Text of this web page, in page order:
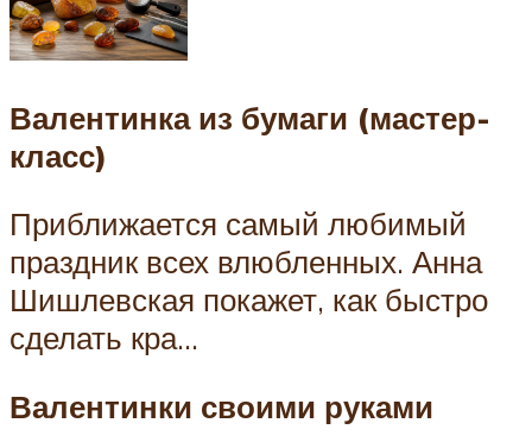
Валентинка из бумаги (мастер-
класс)
Приближается самый любимый
праздник всех влюбленных. Анна
Шишлевская покажет, как быстро
сделать кра…
Валентинки своими руками